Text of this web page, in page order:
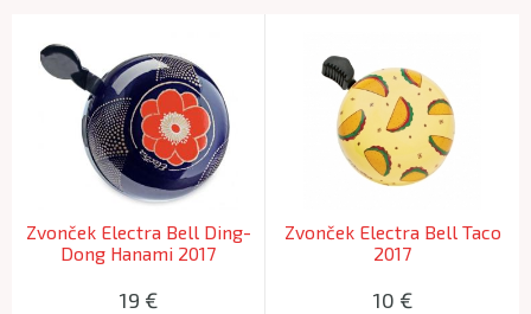
Zvonček Electra Bell Ding-
Dong Hanami 2017
19 €
Zvonček Electra Bell Taco
2017
10 €